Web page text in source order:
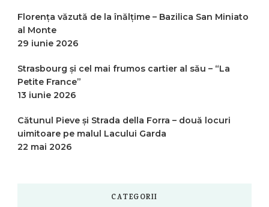
Florența văzută de la înălțime – Bazilica San Miniato
al Monte
29 iunie 2026
Strasbourg și cel mai frumos cartier al său – “La
Petite France”
13 iunie 2026
Cătunul Pieve și Strada della Forra – două locuri
uimitoare pe malul Lacului Garda
22 mai 2026
CATEGORII